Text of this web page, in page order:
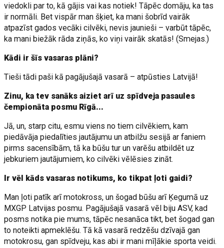
viedokli par to, kā gājis vai kas notiek! Tāpēc domāju, ka tas
ir normāli. Bet vispār man šķiet, ka mani šobrīd vairāk
atpazīst gados vecāki cilvēki, nevis jaunieši – varbūt tāpēc,
ka mani biežāk rāda ziņās, ko viņi vairāk skatās! (Smejas.)
Kādi ir šīs vasaras plāni?
Tieši tādi paši kā pagājušajā vasarā – atpūsties Latvijā!
Zinu, ka tev sanāks aiziet arī uz spīdveja pasaules
čempionāta posmu Rīgā...
Jā, un, starp citu, esmu viens no tiem cilvēkiem, kam
piedāvāja piedalīties jautājumu un atbilžu sesijā ar faniem
pirms sacensībām, tā ka būšu tur un varēšu atbildēt uz
jebkuriem jautājumiem, ko cilvēki vēlēsies zināt.
Ir vēl kāds vasaras notikums, ko tikpat ļoti gaidi?
Man ļoti patīk arī motokross, un šogad būšu arī Ķegumā uz
MXGP Latvijas posmu. Pagājušajā vasarā vēl biju ASV, kad
posms notika pie mums, tāpēc nesanāca tikt, bet šogad gan
to noteikti apmeklēšu. Tā kā vasarā redzēšu dzīvajā gan
motokrosu, gan spīdveju, kas abi ir mani mīļākie sporta veidi.